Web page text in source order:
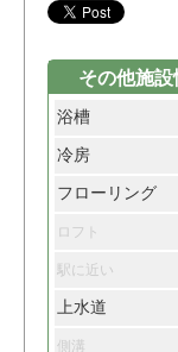
その他施設
浴槽
冷房
フローリング
ロフト
駅に近い
上水道
側溝